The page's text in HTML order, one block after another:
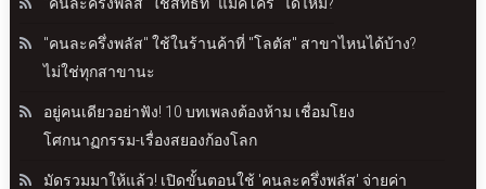
"คนละครึ่งพลัส" ใช้สิทธิที่ "แม็คโคร" ได้ไหม?
"คนละครึ่งพลัส" ใช้ในร้านค้าที่ "โลตัส" สาขาไหนได้บ้าง?
ไม่ใช่ทุกสาขานะ
อยู่คนเดียวอย่าฟัง! 10 บทเพลงต้องห้าม เชื่อมโยง
โศกนาฏกรรม-เรื่องสยองก้องโลก
มัดรวมมาให้แล้ว! เปิดขั้นตอนใช้ 'คนละครึ่งพลัส' จ่ายค่า